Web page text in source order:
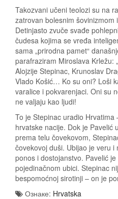
Takozvani učeni teolozi su na
zatrovan bolesnim
Detinjasto zvuče svađe
čudesa kojima se vređa
sama „prirodna pamet“
parafraziram Miroslava Krležu:
Alojzije Stepinac, Krunoslav
Vlado Košić… Ko su oni? Loši
varalice i pokvarenjaci. Oni su
ne valjaju kao ljudi!
To je Stepinac uradio
hrvatske nacije. Dok je Pavelić
prema telu čovekovom,
čovekovoj duši. Ubijao je veru
ponos i dostojanstvo. Pavelić
pojedinačnom ubici. Stepinac
bespomoćnoj sirotinji – on je
Ознаке: Hrvatska